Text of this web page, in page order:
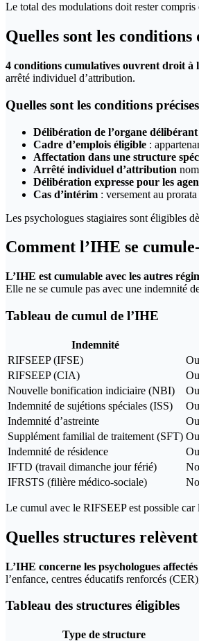
Le total des modulations doit rester
Quelles sont les
4 conditions cumulatives ouvrent droit à
arrêté individuel d’attribution.
Quelles sont les conditions
Délibération de l’organe délibérant
Cadre d’emplois éligible :
Affectation dans une structure
Arrêté individuel d’attribution
Délibération expresse pour les
Cas d’intérim : versement au
Les psychologues stagiaires sont éligibles
Comment l’IHE se
L’IHE est cumulable avec les autres
Elle ne se cumule pas avec une indemnité
Tableau de cumul de l’IHE
Indemnité
RIFSEEP (IFSE)
RIFSEEP (CIA)
Nouvelle bonification indiciaire (NBI)
Indemnité de sujétions spéciales (ISS)
Indemnité d’astreinte
Supplément familial de traitement (SFT)
Indemnité de résidence
IFTD (travail dimanche jour férié)
IFRSTS (filière médico-sociale)
Le cumul avec le RIFSEEP est possible car
Quelles structures
L’IHE concerne les psychologues
l’enfance, centres éducatifs renforcés
Tableau des structures éligibles
Type de structure